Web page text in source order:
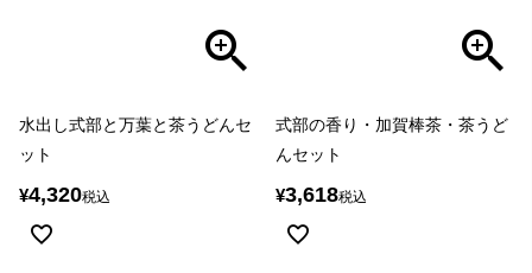
水出し式部と万葉と茶うどんセ
ット
¥4,320税込
式部の香り・加賀棒茶・茶うど
んセット
¥3,618税込